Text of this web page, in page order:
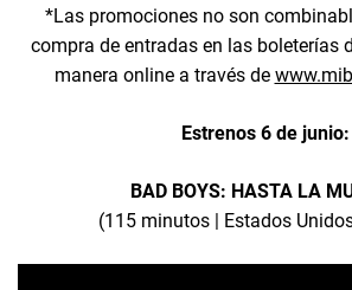
*Las promociones no son
compra de entradas en las boleterías
manera online a través de
Estrenos 6 de junio:
BAD BOYS: HASTA LA
(115 minutos | Estados